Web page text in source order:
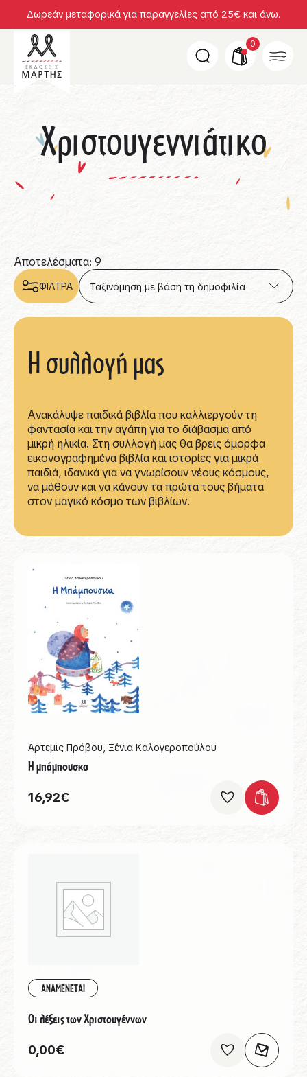
Δωρεάν μεταφορικά για παραγγελίες από 25€ και άνω.
0
Χριστουγεννιάτικο
Αποτελέσματα: 9
ΦΙΛΤΡΑ
Η συλλογή μας
Ανακάλυψε παιδικά βιβλία που καλλιεργούν τη
φαντασία και την αγάπη για το διάβασμα από
μικρή ηλικία. Στη συλλογή μας θα βρεις όμορφα
εικονογραφημένα βιβλία και ιστορίες για μικρά
παιδιά, ιδανικά για να γνωρίσουν νέους κόσμους,
να μάθουν και να κάνουν τα πρώτα τους βήματα
στον μαγικό κόσμο των βιβλίων.
Άρτεμις Πρόβου, Ξένια Καλογεροπούλου
Η μπάμπουσκα
16,92€
ΑΝΑΜΕΝΕΤΑΙ
Οι λέξεις των Χριστουγέννων
0,00€